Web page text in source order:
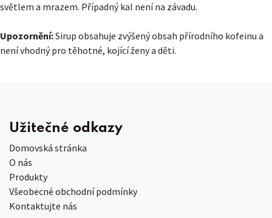
světlem a mrazem. Případný kal není na závadu.
Upozornění:Sirup obsahuje zvýšený obsah přírodního kofeinu a
není vhodný pro těhotné, kojící ženy a děti.
Užitečné odkazy
Domovská stránka
O nás
Produkty
Všeobecné obchodní podmínky
Kontaktujte nás